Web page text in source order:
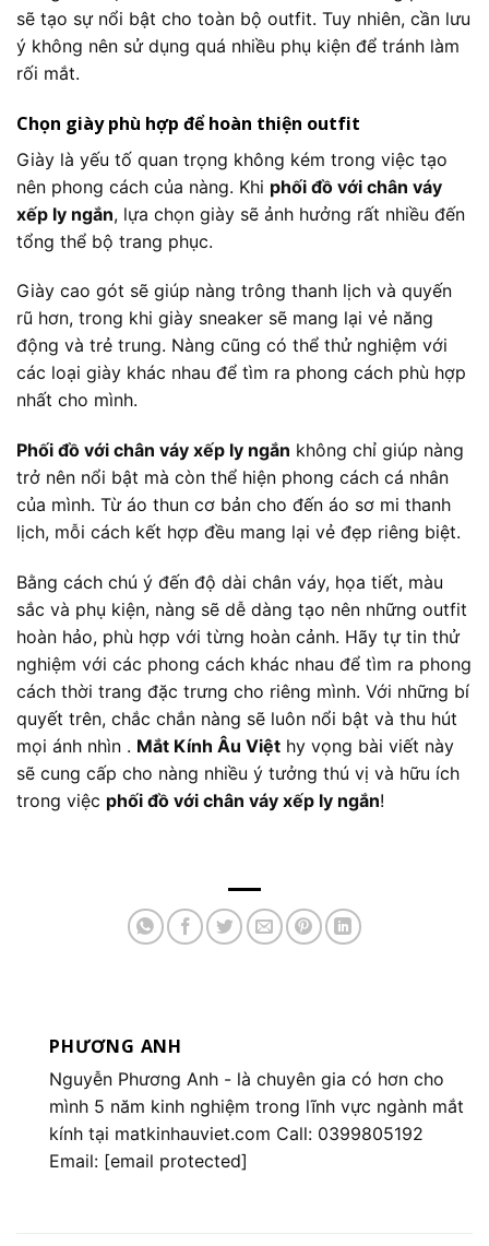
sẽ tạo sự nổi bật cho toàn bộ outfit. Tuy nhiên, cần lưu
ý không nên sử dụng quá nhiều phụ kiện để tránh làm
rối mắt.
Chọn giày phù hợp để hoàn thiện outfit
Giày là yếu tố quan trọng không kém trong việc tạo
nên phong cách của nàng. Khi phối đồ với chân váy
xếp ly ngắn, lựa chọn giày sẽ ảnh hưởng rất nhiều đến
tổng thể bộ trang phục.
Giày cao gót sẽ giúp nàng trông thanh lịch và quyến
rũ hơn, trong khi giày sneaker sẽ mang lại vẻ năng
động và trẻ trung. Nàng cũng có thể thử nghiệm với
các loại giày khác nhau để tìm ra phong cách phù hợp
nhất cho mình.
Phối đồ với chân váy xếp ly ngắn không chỉ giúp nàng
trở nên nổi bật mà còn thể hiện phong cách cá nhân
của mình. Từ áo thun cơ bản cho đến áo sơ mi thanh
lịch, mỗi cách kết hợp đều mang lại vẻ đẹp riêng biệt.
Bằng cách chú ý đến độ dài chân váy, họa tiết, màu
sắc và phụ kiện, nàng sẽ dễ dàng tạo nên những outfit
hoàn hảo, phù hợp với từng hoàn cảnh. Hãy tự tin thử
nghiệm với các phong cách khác nhau để tìm ra phong
cách thời trang đặc trưng cho riêng mình. Với những bí
quyết trên, chắc chắn nàng sẽ luôn nổi bật và thu hút
mọi ánh nhìn . Mắt Kính Âu Việt hy vọng bài viết này
sẽ cung cấp cho nàng nhiều ý tưởng thú vị và hữu ích
trong việc phối đồ với chân váy xếp ly ngắn!
PHƯƠNG ANH
Nguyễn Phương Anh - là chuyên gia có hơn cho
mình 5 năm kinh nghiệm trong lĩnh vực ngành mắt
kính tại matkinhauviet.com Call: 0399805192
Email: [email protected]